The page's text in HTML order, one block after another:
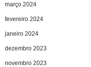
março 2024
fevereiro 2024
janeiro 2024
dezembro 2023
novembro 2023